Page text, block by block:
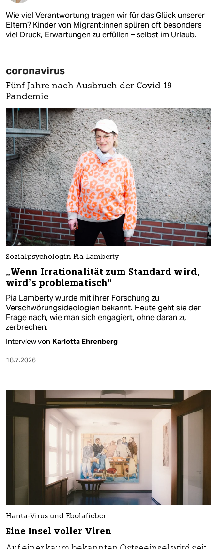
Wie viel Verantwortung tragen wir für das Glück unserer
Eltern? Kinder von Migrant:innen spüren oft besonders
viel Druck, Erwartungen zu erfüllen – selbst im Urlaub.
coronavirus
Fünf Jahre nach Ausbruch der Covid-19-
Pandemie
Sozialpsychologin Pia Lamberty
„Wenn Irrationalität zum Standard wird,
wird’s problematisch“
Pia Lamberty wurde mit ihrer Forschung zu
Verschwörungsideologien bekannt. Heute geht sie der
Frage nach, wie man sich engagiert, ohne daran zu
zerbrechen.
Interview von Karlotta Ehrenberg
18.7.2026
Hanta-Virus und Ebolafieber
Eine Insel voller Viren